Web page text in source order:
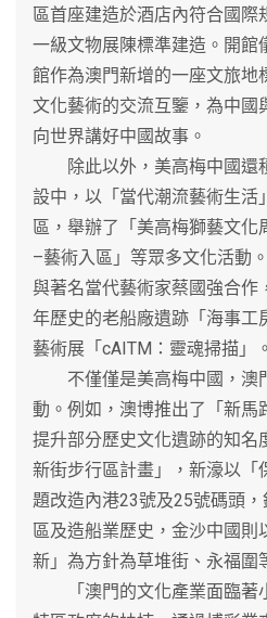
區首座建造於酒店內符合國際
一級文物展陳標準建造。開館
館作為澳門新增的一座文旅地
文化藝術的交流互鑒，為中國
向世界講好中國故事。
除此以外，美高梅中國還
設中，以「當代潮流藝術生活
區，舉辦了「美高梅獅藝文化
–藝術入區」等眾多文化活動
與著名當代藝術家蔡國強合作
年歷史的老船廠遺跡「海事工
藝術展「cAITM：靈魂掃描」。
不僅僅是美高梅中國，澳
動。例如，澳博推出了「新馬
提升部分歷史文化遺跡的知名
新街步行區計畫」，新濠以「
題改造內港23號及25號碼頭
區及造船業歷史，金沙中國則
新」為方針為草堆街、永福圍
「澳門的文化產業面臨著